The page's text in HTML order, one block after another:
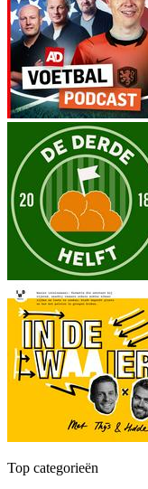
Top categorieën